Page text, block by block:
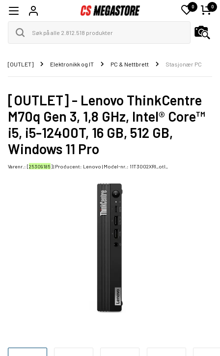
0 0
[OUTLET] Elektronikk og IT PC & Nettbrett Stasjonær PC
[OUTLET] - Lenovo ThinkCentre
M70q Gen 3, 1,8 GHz, Intel® Core™
i5, i5-12400T, 16 GB, 512 GB,
Windows 11 Pro
Varenr.: [25309185] | Producent: Lenovo | Model-nr.: 11T3002XRI_otl_